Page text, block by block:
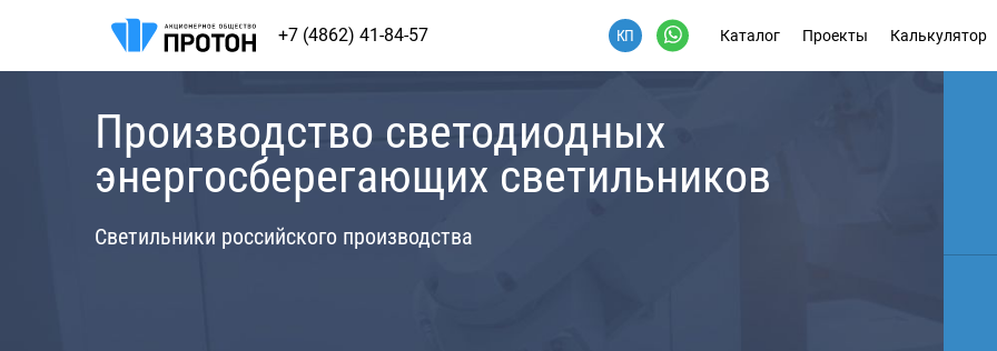
+7 (4862) 41-84-57 Каталог Проекты Калькулятор
Производство светодиодных
энергосберегающих светильников
Светильники российского производства